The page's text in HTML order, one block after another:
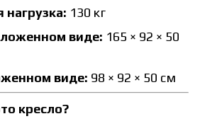
130 кг
виде: 165 × 92 × 50
виде: 98 × 92 × 50 см
кресло?